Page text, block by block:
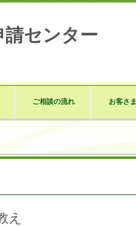
請センター
ご相談の流れ お客さ
え